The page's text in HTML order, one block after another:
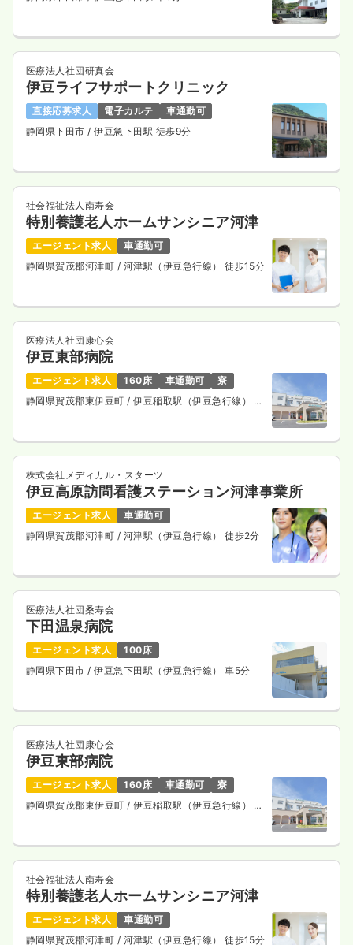
医療法人社団研真会
伊豆ライフサポートクリニック
直接応募求人 電子カルテ
車通勤可
静岡県下田市 / 伊豆急下田駅 徒歩9分
社会福祉法人南寿会
特別養護老人ホームサンシニア河津
エージェント求人
車通勤可
静岡県賀茂郡河津町 / 河津駅（伊豆急行線） 徒歩15分
医療法人社団康心会
伊豆東部病院
エージェント求人 160床 車通勤可
寮
静岡県賀茂郡東伊豆町 / 伊豆稲取駅（伊豆急行線） バ
株式会社メディカル・スターツ
伊豆高原訪問看護ステーション河津事業所
エージェント求人
車通勤可
静岡県賀茂郡河津町 / 河津駅（伊豆急行線） 徒歩2分
医療法人社団桑寿会
下田温泉病院
エージェント求人
100床
静岡県下田市 / 伊豆急下田駅（伊豆急行線） 車5分
医療法人社団康心会
伊豆東部病院
エージェント求人 160床 車通勤可
寮
静岡県賀茂郡東伊豆町 / 伊豆稲取駅（伊豆急行線） バ
社会福祉法人南寿会
特別養護老人ホームサンシニア河津
エージェント求人
車通勤可
静岡県賀茂郡河津町 / 河津駅（伊豆急行線） 徒歩15分